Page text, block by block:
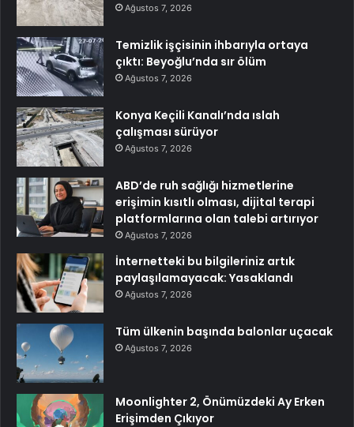
Ağustos 7, 2026
Temizlik işçisinin ihbarıyla ortaya
çıktı: Beyoğlu’nda sır ölüm
Ağustos 7, 2026
Konya Keçili Kanalı’nda ıslah
çalışması sürüyor
Ağustos 7, 2026
ABD’de ruh sağlığı hizmetlerine
erişimin kısıtlı olması, dijital terapi
platformlarına olan talebi artırıyor
Ağustos 7, 2026
İnternetteki bu bilgileriniz artık
paylaşılamayacak: Yasaklandı
Ağustos 7, 2026
Tüm ülkenin başında balonlar uçacak
Ağustos 7, 2026
Moonlighter 2, Önümüzdeki Ay Erken
Erişimden Çıkıyor